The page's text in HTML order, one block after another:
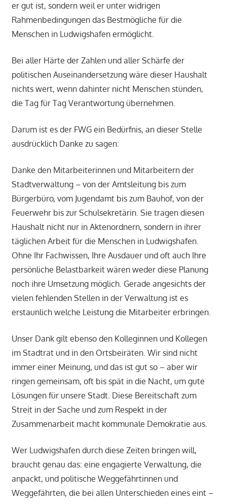
er gut ist, sondern weil er unter widrigen
Rahmenbedingungen das Bestmögliche für die
Menschen in Ludwigshafen ermöglicht.
Bei aller Härte der Zahlen und aller Schärfe der
politischen Auseinandersetzung wäre dieser Haushalt
nichts wert, wenn dahinter nicht Menschen stünden,
die Tag für Tag Verantwortung übernehmen.
Darum ist es der FWG ein Bedürfnis, an dieser Stelle
ausdrücklich Danke zu sagen:
Danke den Mitarbeiterinnen und Mitarbeitern der
Stadtverwaltung – von der Amtsleitung bis zum
Bürgerbüro, vom Jugendamt bis zum Bauhof, von der
Feuerwehr bis zur Schulsekretärin. Sie tragen diesen
Haushalt nicht nur in Aktenordnern, sondern in ihrer
täglichen Arbeit für die Menschen in Ludwigshafen.
Ohne Ihr Fachwissen, Ihre Ausdauer und oft auch Ihre
persönliche Belastbarkeit wären weder diese Planung
noch ihre Umsetzung möglich. Gerade angesichts der
vielen fehlenden Stellen in der Verwaltung ist es
erstaunlich welche Leistung die Mitarbeiter erbringen.
Unser Dank gilt ebenso den Kolleginnen und Kollegen
im Stadtrat und in den Ortsbeiräten. Wir sind nicht
immer einer Meinung, und das ist gut so – aber wir
ringen gemeinsam, oft bis spät in die Nacht, um gute
Lösungen für unsere Stadt. Diese Bereitschaft zum
Streit in der Sache und zum Respekt in der
Zusammenarbeit macht kommunale Demokratie aus.
Wer Ludwigshafen durch diese Zeiten bringen will,
braucht genau das: eine engagierte Verwaltung, die
anpackt, und politische Weggefährtinnen und
Weggefährten, die bei allen Unterschieden eines eint –